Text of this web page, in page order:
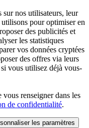
sur nos utilisateurs, leur
pour optimiser en
des publicités et
les statistiques
vos données cryptées
des offres via leurs
vous utilisez déjà vous-
renseigner dans les
de confidentialité.
les paramètres